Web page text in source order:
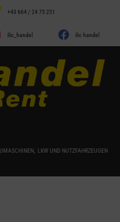
+43 664 / 24 75 251
ilic_handel ilic handel
LKW UND NUTZFAHRZEUGEN